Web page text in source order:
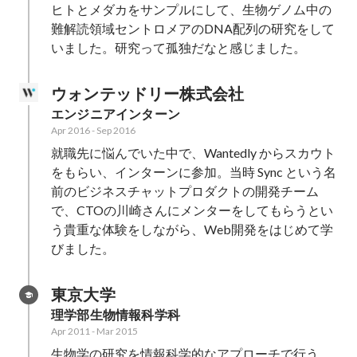
ヒトとメダカをサンプルにして、生物ゲノム中の
難解読領域セントロメアのDNA配列の研究をして
いました。研究って孤独だなと感じました。
ウォンテッドリー株式会社
エンジニアインターン
Apr 2016- Sep 2016
就職先に悩んでいた中で、Wantedly からスカウト
をもらい、インターンに参加。当時 Sync という名
前のビジネスチャットプロダクトの開発チーム
で、CTOの川崎さんにメンターをしてもらうとい
う貴重な体験をしながら、Web開発をはじめて学
びました。
東京大学
理学部生物情報科学科
Apr 2011 - Mar 2015
生物学の研究を情報科学的なアプローチで行う、